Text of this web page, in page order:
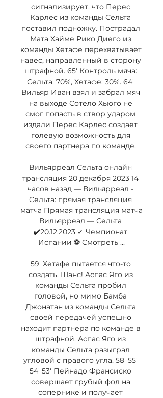
сигнализирует, что Перес
Карлес из команды Сельта
поставил подножку. Пострадал
Мата Хайме Рико Диего из
команды Хетафе перехватывает
навес, направленный в сторону
штрафной. 65' Контроль мяча:
Сельта: 70%, Хетафе: 30%. 64'
Вильяр Иван взял и забрал мяч
на выходе Сотело Хьюго не
смог попасть в створ ударом
издали Перес Карлес создает
голевую возможность для
своего партнера по команде.
Вильярреал Сельта онлайн
трансляция 20 декабря 2023 14
часов назад — Вильярреал -
Сельта: прямая трансляция
матча Прямая трансляция матча
Вильярреал — Сельта
✔️20.12.2023 ✓ Чемпионат
Испании ⚽ Смотреть ...
59' Хетафе пытается что-то
создать. Шанс! Аспас Яго из
команды Сельта пробил
головой, но мимо Бамба
Джонатан из команды Сельта
своей передачей успешно
находит партнера по команде в
штрафной. Аспас Яго из
команды Сельта разыграл
угловой с правого угла. 58' 55'
54' 53' Пейнадо Франсиско
совершает грубый фол на
сопернике и получает